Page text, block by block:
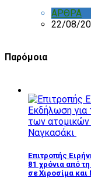
ΑΡΘΡΑ
22/08/
Παρόμοια
Επιτροπής
81 χρόνια από
σε Χιροσίμα και